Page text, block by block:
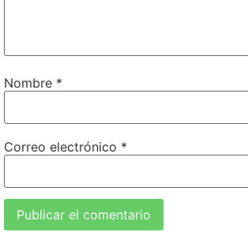
Nombre *
Correo electrónico *